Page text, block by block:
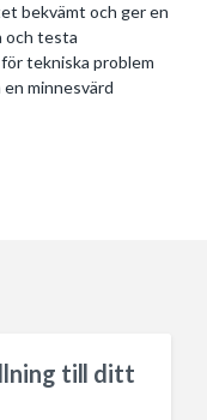
bekvämt och ger en
och testa
tekniska problem
minnesvärd
till ditt